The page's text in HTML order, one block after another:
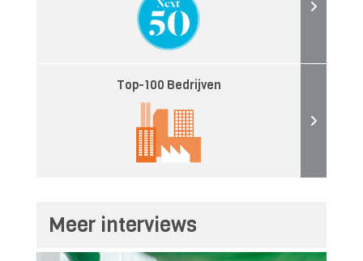
Top-100 Bedrijven
Meer interviews